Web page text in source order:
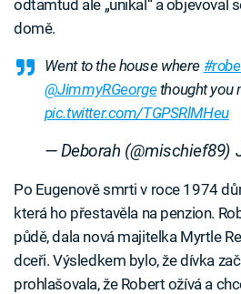
odtamtud ale „unikal“ a objevoval
domě.
Went to the house where
@JimmyRGeorgethought you
pic.twitter.com/TGPSRlMHeu
— Deborah (@mischief89)
Po Eugenově smrti v roce 1974
která ho přestavěla na penzion.
půdě, dala nová majitelka Myrtle
dceři. Výsledkem bylo, že dívka
prohlašovala, že Robert ožívá a